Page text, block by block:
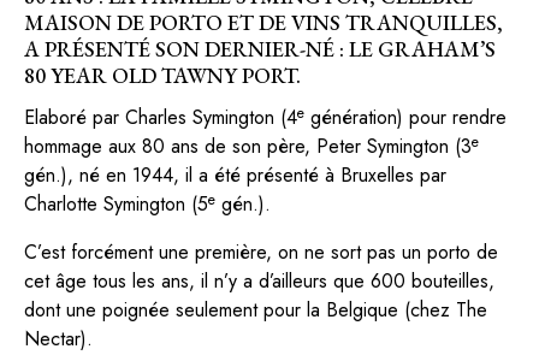
MAISON DE PORTO ET DE VINS TRANQUILLES,
A PRÉSENTÉ SON DERNIER-NÉ : LE GRAHAM’S
80 YEAR OLD TAWNY PORT.
Elaboré par Charles Symington (4e génération) pour rendre
hommage aux 80 ans de son père, Peter Symington (3e
gén.), né en 1944, il a été présenté à Bruxelles par
Charlotte Symington (5e gén.).
C’est forcément une première, on ne sort pas un porto de
cet âge tous les ans, il n’y a d’ailleurs que 600 bouteilles,
dont une poignée seulement pour la Belgique (chez The
Nectar).